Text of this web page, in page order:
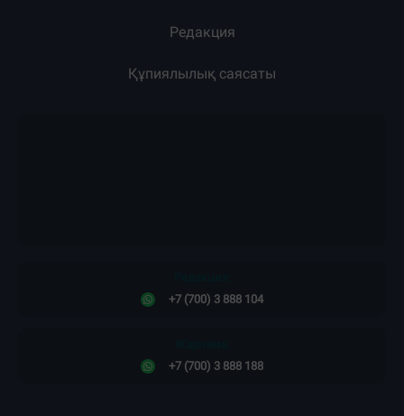
Редакция
Құпиялылық саясаты
+7 (700) 3 888 104
+7 (700) 3 888 188